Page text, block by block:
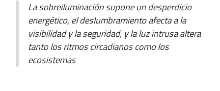
La sobreiluminación supone un desperdicio
energético, el deslumbramiento afecta a la
visibilidad y la seguridad, y la luz intrusa altera
tanto los ritmos circadianos como los
ecosistemas